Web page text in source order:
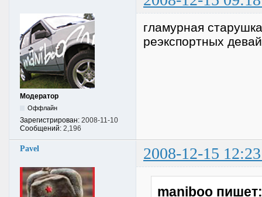
Модератор
Оффлайн
Зарегистрирован: 2008-11-10
Сообщений: 2,196
гламурная
реэкспортных
Pavel 2008-12-15
maniboo пишет: